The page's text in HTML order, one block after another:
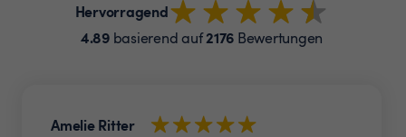
Hervorragend
4.89basierend auf2176 Bewertungen
Amelie Ritter